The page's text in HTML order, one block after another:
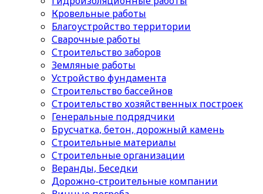
Кровельные работы
Благоустройство территории
Сварочные работы
Строительство заборов
Земляные работы
Устройство фундамента
Строительство бассейнов
Строительство хозяйственных построек
Генеральные подрядчики
Брусчатка, бетон, дорожный камень
Строительные материалы
Cтроительные организации
Веранды, Беседки
Дорожно-строительные компании